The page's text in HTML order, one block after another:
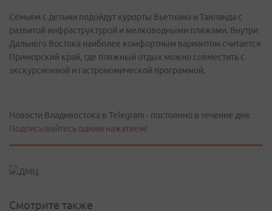
Семьям с детьми подойдут курорты Вьетнама и Таиланда с
развитой инфраструктурой и мелководными пляжами. Внутри
Дальнего Востока наиболее комфортным вариантом считается
Приморский край, где пляжный отдых можно совместить с
экскурсионной и гастрономической программой.
Новости Владивостока в Telegram - постоянно в течение дня.
Подписывайтесь одним нажатием!
Смотрите также